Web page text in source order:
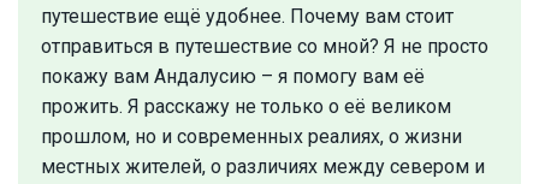
путешествие ещё удобнее. Почему вам стоит
отправиться в путешествие со мной? Я не просто
покажу вам Андалусию – я помогу вам её
прожить. Я расскажу не только о её великом
прошлом, но и современных реалиях, о жизни
местных жителей, о различиях между севером и